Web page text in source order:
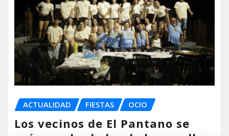
ACTUALIDAD FIESTAS OCIO
Los vecinos de El Pantano se